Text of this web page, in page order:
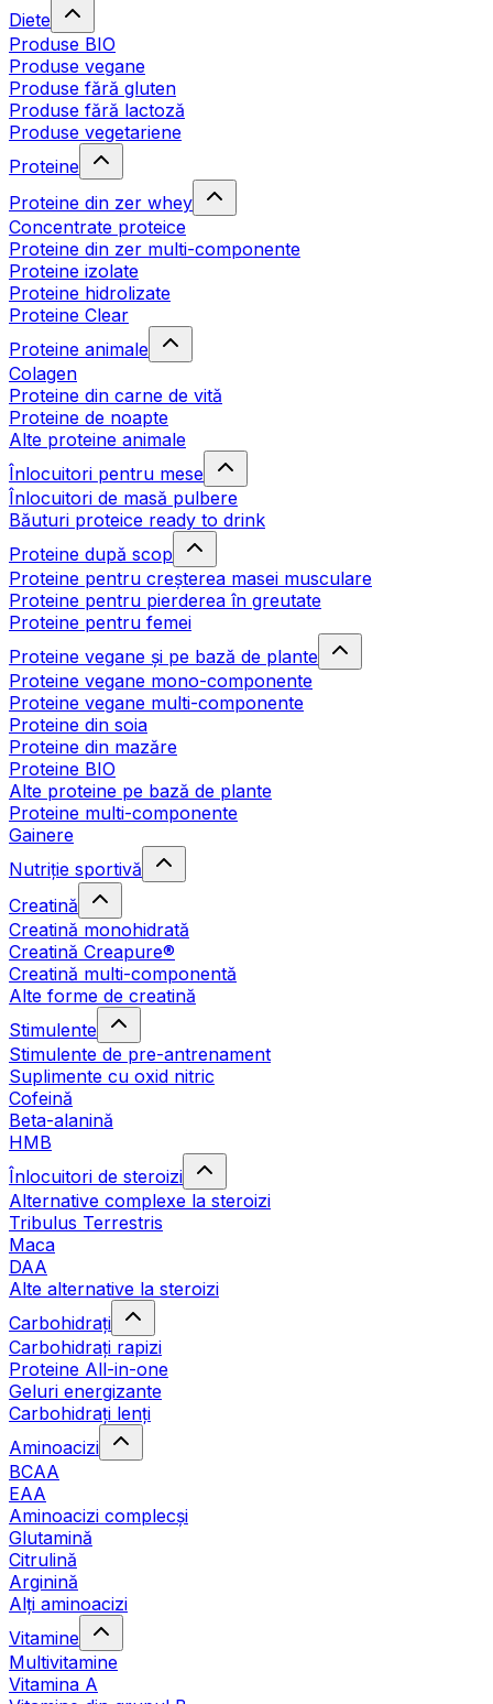
Diete
Produse BIO
Produse vegane
Produse fără gluten
Produse fără lactoză
Produse vegetariene
Proteine
Proteine din zer whey
Concentrate proteice
Proteine din zer multi-componente
Proteine izolate
Proteine hidrolizate
Proteine Clear
Proteine animale
Colagen
Proteine din carne de vită
Proteine de noapte
Alte proteine animale
Înlocuitori pentru mese
Înlocuitori de masă pulbere
Băuturi proteice ready to drink
Proteine după scop
Proteine pentru creșterea masei musculare
Proteine pentru pierderea în greutate
Proteine pentru femei
Proteine vegane și pe bază de plante
Proteine vegane mono-componente
Proteine vegane multi-componente
Proteine din soia
Proteine din mazăre
Proteine BIO
Alte proteine pe bază de plante
Proteine multi-componente
Gainere
Nutriție sportivă
Creatină
Creatină monohidrată
Creatină Creapure®
Creatină multi-componentă
Alte forme de creatină
Stimulente
Stimulente de pre-antrenament
Suplimente cu oxid nitric
Cofeină
Beta-alanină
HMB
Înlocuitori de steroizi
Alternative complexe la steroizi
Tribulus Terrestris
Maca
DAA
Alte alternative la steroizi
Carbohidrați
Carbohidrați rapizi
Proteine All-in-one
Geluri energizante
Carbohidrați lenți
Aminoacizi
BCAA
EAA
Aminoacizi complecși
Glutamină
Citrulină
Arginină
Alți aminoacizi
Vitamine
Multivitamine
Vitamina A